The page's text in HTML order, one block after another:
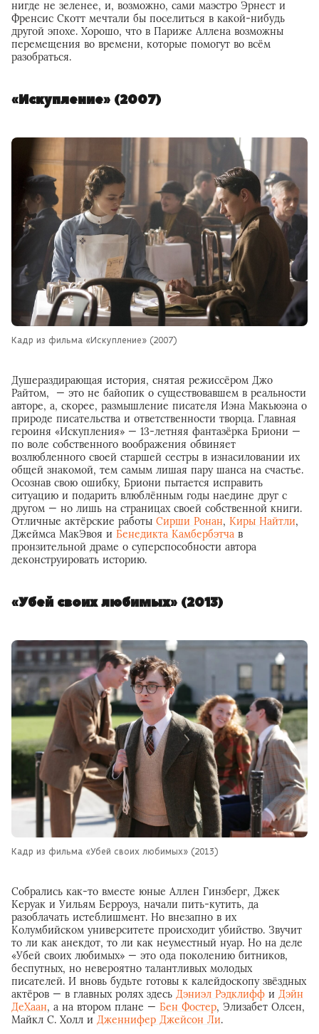
нигде не зеленее, и, возможно, сами маэстро Эрнест и
Френсис Скотт мечтали бы поселиться в какой-нибудь
другой эпохе. Хорошо, что в Париже Аллена возможны
перемещения во времени, которые помогут во всём
разобраться.
«Искупление» (2007)
Кадр из фильма «Искупление» (2007)
Душераздирающая история, снятая режиссёром Джо
Райтом, — это не байопик о существовавшем в реальности
авторе, а, скорее, размышление писателя Иэна Макьюэна о
природе писательства и ответственности творца. Главная
героиня «Искупления» — 13-летняя фантазёрка Бриони —
по воле собственного воображения обвиняет
возлюбленного своей старшей сестры в изнасиловании их
общей знакомой, тем самым лишая пару шанса на счастье.
Осознав свою ошибку, Бриони пытается исправить
ситуацию и подарить влюблённым годы наедине друг с
другом — но лишь на страницах своей собственной книги.
Отличные актёрские работы Сирши Ронан, Киры Найтли,
Джеймса МакЭвоя и Бенедикта Камбербэтча в
пронзительной драме о суперспособности автора
деконструировать историю.
«Убей своих любимых» (2013)
Кадр из фильма «Убей своих любимых» (2013)
Собрались как-то вместе юные Аллен Гинзберг, Джек
Керуак и Уильям Берроуз, начали пить-кутить, да
разоблачать истеблишмент. Но внезапно в их
Колумбийском университете происходит убийство. Звучит
то ли как анекдот, то ли как неуместный нуар. Но на деле
«Убей своих любимых» — это ода поколению битников,
беспутных, но невероятно талантливых молодых
писателей. И вновь будьте готовы к калейдоскопу звёздных
актёров — в главных ролях здесь Дэниэл Рэдклифф и Дэйн
ДеХаан, а на втором плане — Бен Фостер, Элизабет Олсен,
Майкл С. Холл и Дженнифер Джейсон Ли.